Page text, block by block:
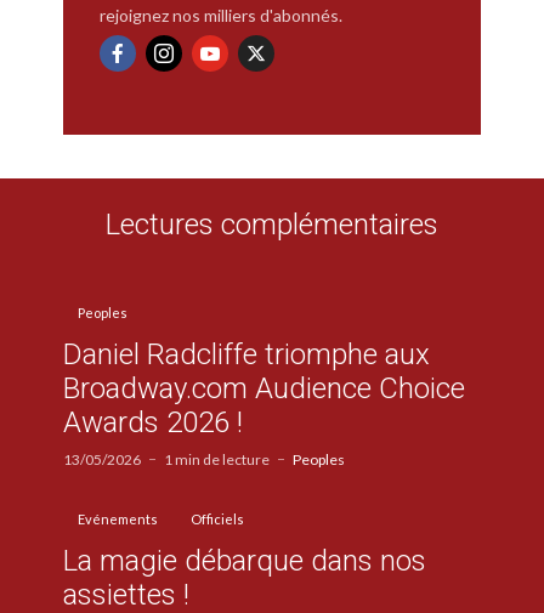
rejoignez nos milliers d'abonnés.
Lectures complémentaires
Peoples
Daniel Radcliffe triomphe aux
Broadway.com Audience Choice
Awards 2026 !
13/05/2026 1 min de lecture Peoples
Evénements Officiels
La magie débarque dans nos
assiettes !